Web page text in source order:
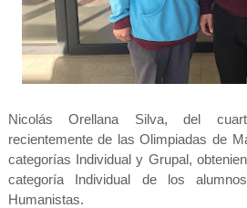
Nicolás Orellana Silva, del
recientemente de las Olimpiadas de
categorías Individual y Grupal,
categoría Individual de los
Humanistas.